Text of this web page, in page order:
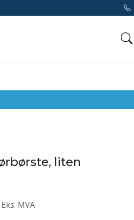
liten
Eks. MVA